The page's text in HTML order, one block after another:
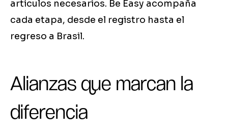
artículos necesarios. Be Easy acompaña
cada etapa, desde el registro hasta el
regreso a Brasil.
Alianzas que marcan la
diferencia